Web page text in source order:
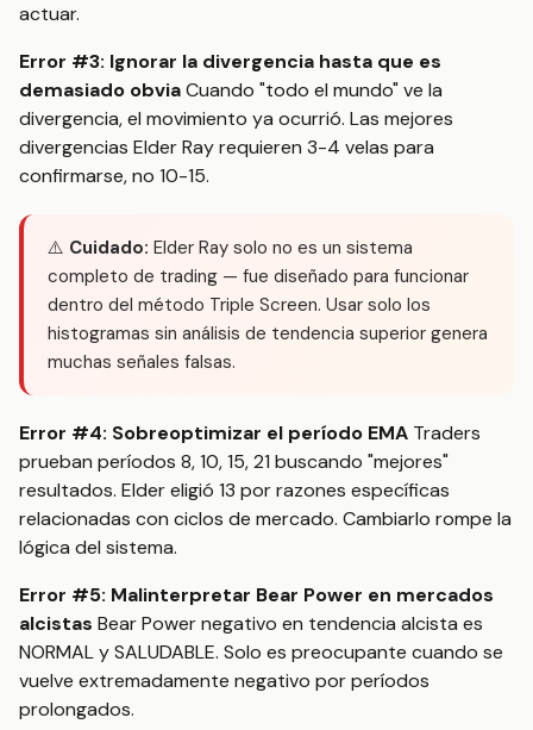
actuar.
Error #3: Ignorar la divergencia hasta que es
demasiado obviaCuando "todo el mundo" ve la
divergencia, el movimiento ya ocurrió. Las mejores
divergencias Elder Ray requieren 3-4 velas para
confirmarse, no 10-15.
⚠️ Cuidado: Elder Ray solo no es un sistema
completo de trading — fue diseñado para funcionar
dentro del método Triple Screen. Usar solo los
histogramas sin análisis de tendencia superior genera
muchas señales falsas.
Error #4: Sobreoptimizar el período EMA Traders
prueban períodos 8, 10, 15, 21 buscando "mejores"
resultados. Elder eligió 13 por razones específicas
relacionadas con ciclos de mercado. Cambiarlo rompe la
lógica del sistema.
Error #5: Malinterpretar Bear Power en mercados
alcistas Bear Power negativo en tendencia alcista es
NORMAL y SALUDABLE. Solo es preocupante cuando se
vuelve extremadamente negativo por períodos
prolongados.